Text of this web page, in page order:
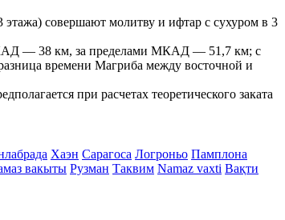
совершают молитву и ифтар с сухуром в 3
МКАД — 38 км, за пределами МКАД — 51,7 км; с
времени Магриба между восточной и
при расчетах теоретического заката
Хаэн Сарагоса Логроньо Памплона
вакыты Рузман Таквим Namaz vaxti Вақти